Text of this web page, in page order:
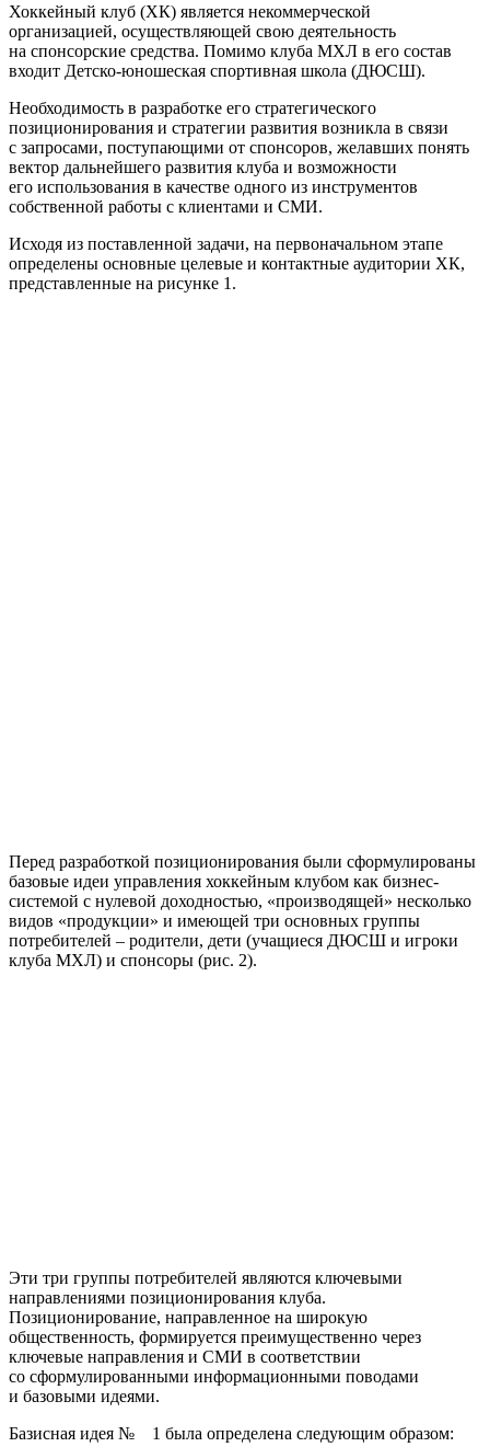
Хоккейный клуб (ХК) является некоммерческой
организацией, осуществляющей свою деятельность
на спонсорские средства. Помимо клуба МХЛ в его состав
входит Детско-юношеская спортивная школа (ДЮСШ).
Необходимость в разработке его стратегического
позиционирования и стратегии развития возникла в связи
с запросами, поступающими от спонсоров, желавших понять
вектор дальнейшего развития клуба и возможности
его использования в качестве одного из инструментов
собственной работы с клиентами и СМИ.
Исходя из поставленной задачи, на первоначальном этапе
определены основные целевые и контактные аудитории ХК,
представленные на рисунке 1.
Перед разработкой позиционирования были сформулированы
базовые идеи управления хоккейным клубом как бизнес-
системой с нулевой доходностью, «производящей» несколько
видов «продукции» и имеющей три основных группы
потребителей – родители, дети (учащиеся ДЮСШ и игроки
клуба МХЛ) и спонсоры (рис. 2).
Эти три группы потребителей являются ключевыми
направлениями позиционирования клуба.
Позиционирование, направленное на широкую
общественность, формируется преимущественно через
ключевые направления и СМИ в соответствии
со сформулированными информационными поводами
и базовыми идеями.
Базисная идея № 1 была определена следующим образом: